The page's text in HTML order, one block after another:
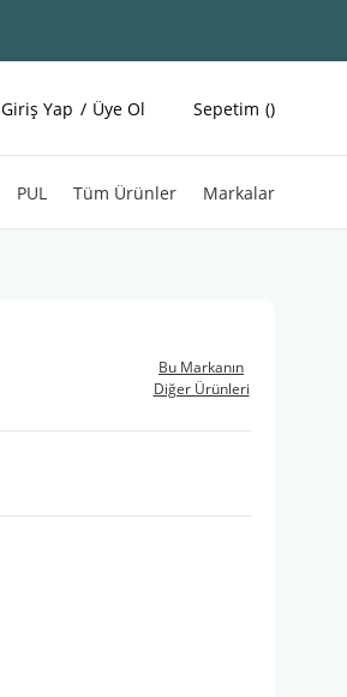
Giriş Yap Üye Ol Sepetim
PUL Tüm Ürünler Markalar
Bu Markanın
Diğer Ürünleri